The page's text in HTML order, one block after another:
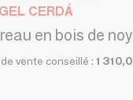
CERDÁ
vente conseillé : 1